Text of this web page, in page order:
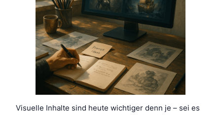
Visuelle Inhalte sind heute wichtiger denn je – sei es